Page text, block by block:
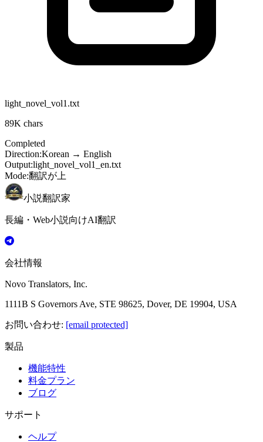
light_novel_vol1.txt
89K chars
Completed
Direction:Korean → English
Output:light_novel_vol1_en.txt
Mode:翻訳が上
小説翻訳家
長編・Web小説向けAI翻訳
会社情報
Novo Translators, Inc.
1111B S Governors Ave, STE 98625, Dover, DE 19904, USA
お問い合わせ: [email protected]
製品
機能特性
料金プラン
ブログ
サポート
ヘルプ